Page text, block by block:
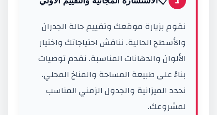
نقوم بزيارة موقعك وتقييم حالة الجدران
والأسطح الحالية. نناقش احتياجاتك واختيار
الألوان والدهانات المناسبة. نقدم توصيات
بناءً على طبيعة المساحة والمناخ المحلي.
نحدد الميزانية والجدول الزمني المناسب
لمشروعك.